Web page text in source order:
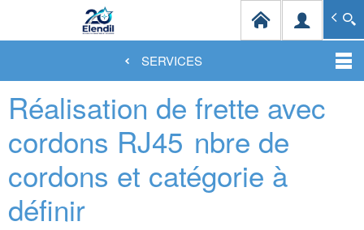
au
contenu
principal
Spécialiste en infrastructures et solutions de
SERVICES
Réalisation de frette avec
cordons RJ45 nbre de
cordons et catégorie à
définir